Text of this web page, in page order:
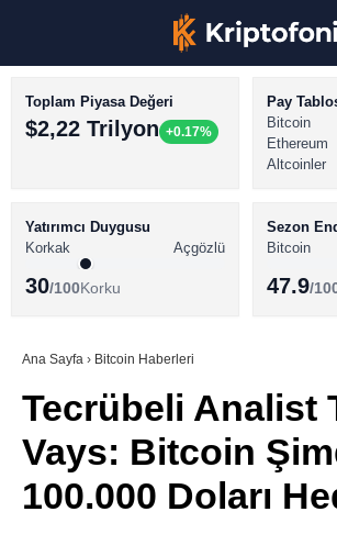
BİTCOİN HABERLERİ
ALTCOİN HABERLERİ
SÖZLÜK
Toplam Piyasa Değeri
$2,22 Trilyon +0.17%
Pay
Bitcoin
Ethereum
Altcoinler
Yatırımcı Duygusu
Korkak
Açgözlü
30/100Korku
Sezon
Bitcoin
47.9/
Ana Sayfa › Bitcoin Haberleri
Tecrübeli Analist
Vays: Bitcoin
100.000 Doları